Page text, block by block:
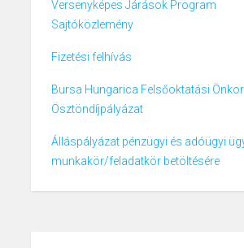
Versenyképes Járások Program
Sajtóközlemény
Fizetési felhívás
Bursa Hungarica Felsőoktatási
Ösztöndíjpályázat
Álláspályázat pénzügyi és adóügyi
munkakör/feladatkör betöltésére